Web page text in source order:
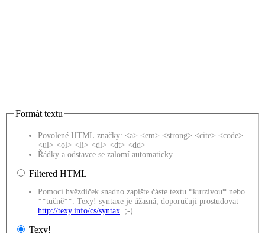
Formát textu
Povolené HTML značky: <a> <em> <strong> <cite> <code>
<ul> <ol> <li> <dl> <dt> <dd>
Řádky a odstavce se zalomí automaticky.
Filtered HTML
Pomocí hvězdiček snadno zapište částe textu *kurzívou* nebo
**tučně**. Texy! syntaxe je úžasná, doporučuji prostudovat
http://texy.info/cs/syntax . ;-)
Texy!